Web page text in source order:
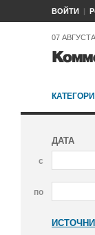
ВОЙТИ
07
ДАТА
с
по